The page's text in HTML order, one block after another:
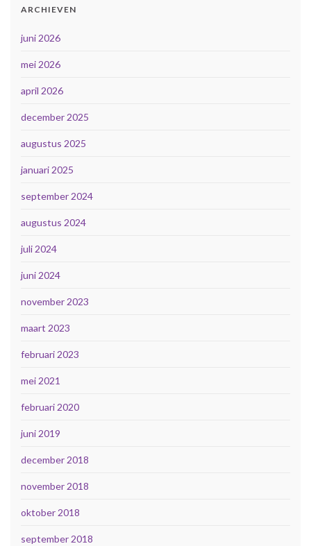
ARCHIEVEN
juni 2026
mei 2026
april 2026
december 2025
augustus 2025
januari 2025
september 2024
augustus 2024
juli 2024
juni 2024
november 2023
maart 2023
februari 2023
mei 2021
februari 2020
juni 2019
december 2018
november 2018
oktober 2018
september 2018